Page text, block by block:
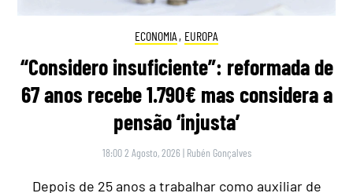
ECONOMIA , EUROPA
“Considero insuficiente”: reformada de
67 anos recebe 1.790€ mas considera a
pensão ‘injusta’
18:00 2 Agosto, 2026 | Rubén Gonçalves
Depois de 25 anos a trabalhar como auxiliar de